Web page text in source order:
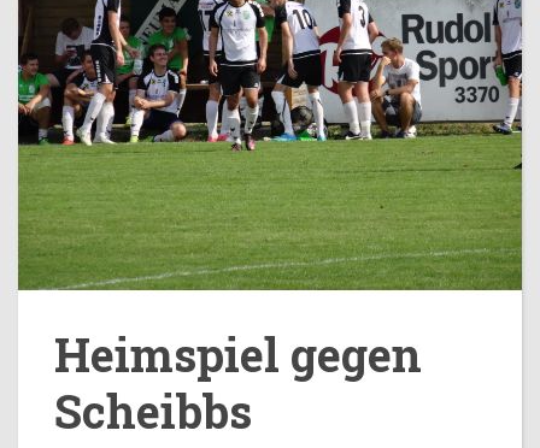
Heimspiel gegen
Scheibbs